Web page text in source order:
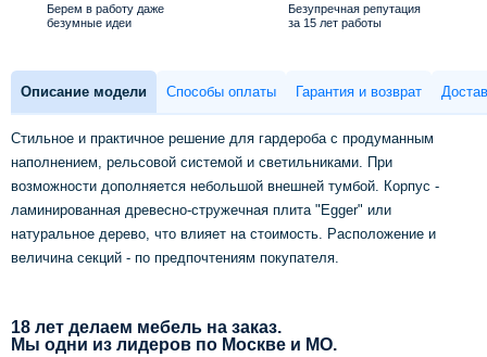
Берем в работу даже
безумные идеи
Безупречная репутация
за 15 лет работы
Описание модели Способы оплаты Гарантия и возврат
Стильное и практичное решение для гардероба с продуманным
наполнением, рельсовой системой и светильниками. При
возможности дополняется небольшой внешней тумбой. Корпус -
ламинированная древесно-стружечная плита "Egger" или
натуральное дерево, что влияет на стоимость. Расположение и
величина секций - по предпочтениям покупателя.
18 лет делаем мебель на заказ.
Мы одни из лидеров по Москве и МО.